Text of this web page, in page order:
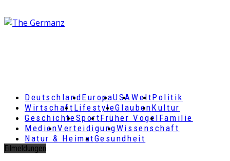
DeutschlandEuropaUSAWeltPolitik
Wirtschaft LifestyleGlaubenKultur
GeschichteSportFrüher Vogel Familie
MedienVerteidigungWissenschaft
Natur & HeimatGesundheit
Eilmeldungen